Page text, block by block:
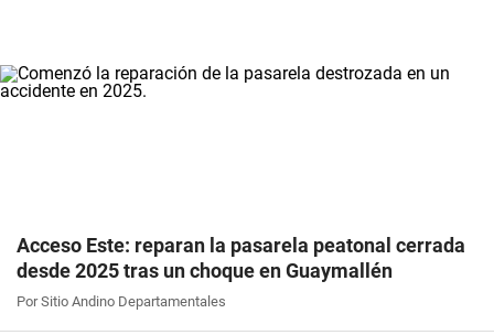
Acceso Este: reparan la pasarela peatonal cerrada
desde 2025 tras un choque en Guaymallén
Por Sitio Andino Departamentales